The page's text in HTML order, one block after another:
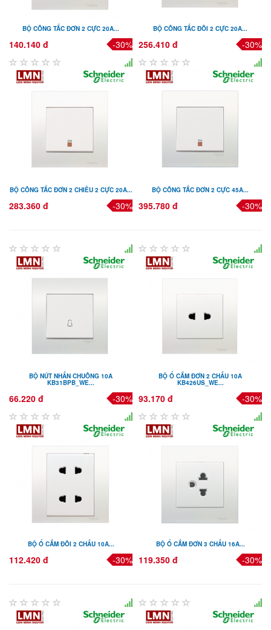
BỘ CÔNG TẮC ĐƠN 2 CỰC 20A...
140.140 đ -30%
BỘ CÔNG TẮC ĐÔI 2 CỰC 20A...
256.410 đ -30%
BỘ CÔNG TẮC ĐƠN 2 CHIỀU 2 CỰC 20A...
283.360 đ -30%
BỘ CÔNG TẮC ĐƠN 2 CỰC 45A...
395.780 đ -30%
BỘ NÚT NHẤN CHUÔNG 10A
KB31BPB_WE...
66.220 đ -30%
BỘ Ổ CẮM ĐƠN 2 CHẤU 10A
KB426US_WE...
93.170 đ -30%
BỘ Ổ CẮM ĐÔI 2 CHẤU 10A...
112.420 đ -30%
BỘ Ổ CẮM ĐƠN 3 CHẤU 16A...
119.350 đ -30%